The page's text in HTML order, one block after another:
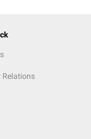
Relations